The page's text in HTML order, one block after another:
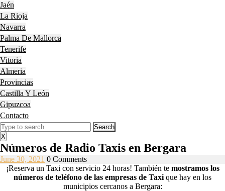
Jaén
La Rioja
Navarra
Palma De Mallorca
Tenerife
Vitoria
Almeria
Provincias
Castilla Y León
Gipuzcoa
Contacto
Close
Menu
Search
for:
X
Números de Radio Taxis en Bergara
June 30, 2021 June
30,
2021
0 Comments
¡Reserva un Taxi con servicio 24 horas! También temostramos los
números de teléfono de las empresas de Taxi que hay en los
municipios cercanos a Bergara: